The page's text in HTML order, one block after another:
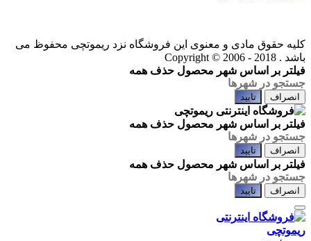
کلیه حقوق مادی و معنوی این فروشگاه نزد ریموتچی محفوظ می
باشد . Copyright © 2006 - 2018
فیلتر بر اساس شهر محصول حذف همه
انصراف تایید
فیلتر بر اساس شهر محصول حذف همه
انصراف تایید
فیلتر بر اساس شهر محصول حذف همه
انصراف تایید